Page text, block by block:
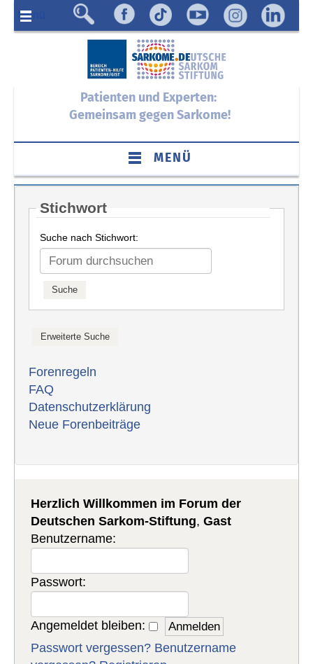
Menü
Patienten und Experten:
Gemeinsam gegen Sarkome!
MENÜ
Stichwort
Suche nach Stichwort:
Forenregeln
FAQ
Datenschutzerklärung
Neue Forenbeiträge
Herzlich Willkommen im Forum der
Deutschen Sarkom-Stiftung,Gast
Benutzername:
Passwort:
Angemeldet bleiben:
Passwort vergessen? Benutzername